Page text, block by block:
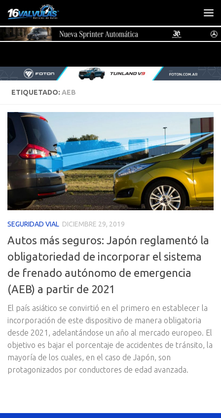
Saltar al contenido
ETIQUETADO: AEB
SEGURIDAD VIAL DICIEMBRE 29, 2019
Autos más seguros: Japón reglamentó la
obligatoriedad de incorporar el sistema
de frenado autónomo de emergencia
(AEB) a partir de 2021
El país asiático se convirtió en el primero en establecer la
incorporación de este dispositivo de manera obligatoria
desde 2021, adelantándose un año al mercado europeo. El
objetivo es bajar el porcentaje de accidentes de tránsito, la
mayoría de los cuales, en el caso de Japón, son
protagonizados por conductores de edad avanzada.